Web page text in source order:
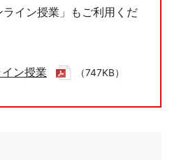
イン授業」もご利用くだ
ン授業 （747KB）